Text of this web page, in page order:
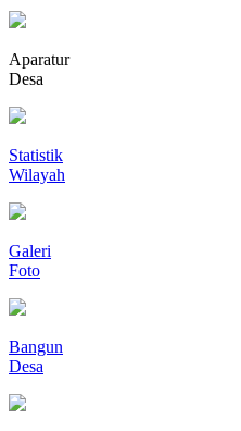
Aparatur
Desa
Statistik
Wilayah
Galeri
Foto
Bangun
Desa